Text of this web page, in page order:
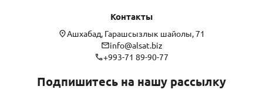
Контакты
Ашхабад, Гарашсызлык шайолы, 71
info@alsat.biz
+993-71 89-90-77
Подпишитесь на нашу рассылку